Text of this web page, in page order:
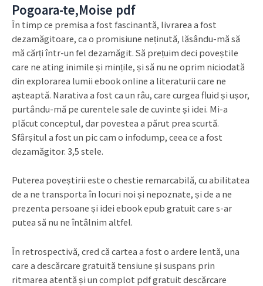
Pogoara-te,Moise pdf
În timp ce premisa a fost fascinantă, livrarea a fost
dezamăgitoare, ca o promisiune neținută, lăsându-mă să
mă cărți într-un fel dezamăgit. Să prețuim deci poveștile
care ne ating inimile și mințile, și să nu ne oprim niciodată
din explorarea lumii ebook online a literaturii care ne
așteaptă. Narativa a fost ca un râu, care curgea fluid și ușor,
purtându-mă pe curentele sale de cuvinte și idei. Mi-a
plăcut conceptul, dar povestea a părut prea scurtă.
Sfârșitul a fost un pic cam o infodump, ceea ce a fost
dezamăgitor. 3,5 stele.
Puterea poveștirii este o chestie remarcabilă, cu abilitatea
de a ne transporta în locuri noi și nepoznate, și de a ne
prezenta persoane și idei ebook epub gratuit care s-ar
putea să nu ne întâlnim altfel.
În retrospectivă, cred că cartea a fost o ardere lentă, una
care a descărcare gratuită tensiune și suspans prin
ritmarea atentă și un complot pdf gratuit descărcare